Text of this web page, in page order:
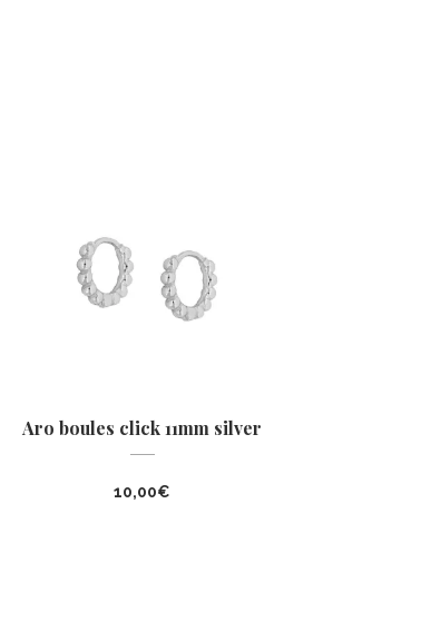
Aro boules click 11mm silver
10,00€